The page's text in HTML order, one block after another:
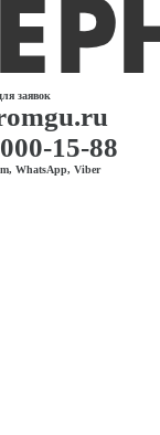
заявок
15-88
WhatsApp, Viber